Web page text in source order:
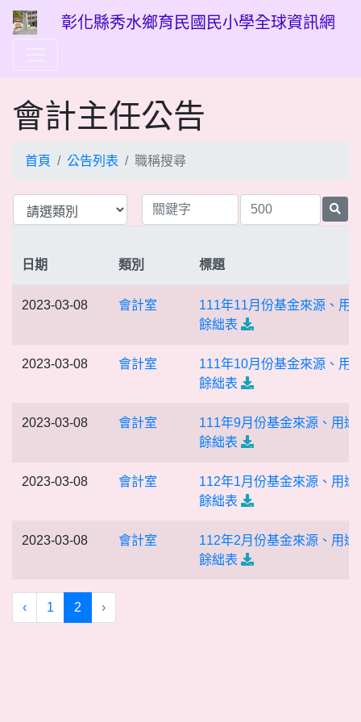
彰化縣秀水鄉育民國民小學全球資訊網
會計主任公告
首頁 公告列表 職稱搜尋
日期 類別 標題
2023-03-08 會計室
111年11月份基金來源、用
餘絀表
2023-03-08 會計室
111年10月份基金來源、用
餘絀表
2023-03-08 會計室
111年9月份基金來源、用途
餘絀表
2023-03-08 會計室
112年1月份基金來源、用途
餘絀表
2023-03-08 會計室
112年2月份基金來源、用途
餘絀表
‹ 1 2 ›